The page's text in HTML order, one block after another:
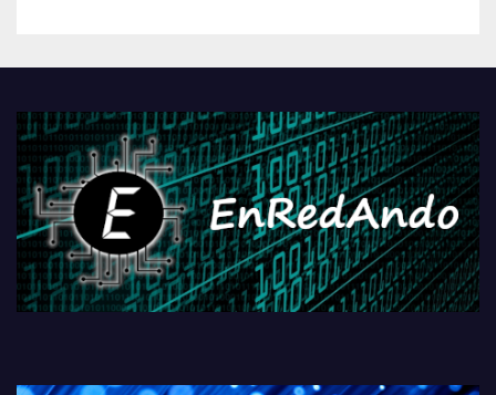
PlayStationeko bideojoko